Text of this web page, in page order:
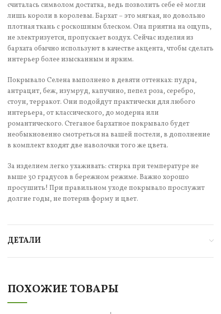
считалась символом достатка, ведь позволить себе её могли
лишь короли в королевы. Бархат – это мягкая, но довольно
плотная ткань с роскошным блеском. Она приятна на ощупь,
не электризуется, пропускает воздух. Сейчас изделия из
бархата обычно используют в качестве акцента, чтобы сделать
интерьер более изысканным и ярким.
Покрывало Селена выполнено в девяти оттенках: пудра,
антрацит, беж, изумруд, капучино, пепел роза, серебро,
стоун, терракот. Они подойдут практически для любого
интерьера, от классического, до модерна или
романтического. Стеганое бархатное покрывало будет
необыкновенно смотреться на вашей постели, в дополнение
в комплект входят две наволочки того же цвета.
За изделием легко ухаживать: стирка при температуре не
выше 30 градусов в бережном режиме. Важно хорошо
просушить! При правильном уходе покрывало прослужит
долгие годы, не потеряв форму и цвет.
ДЕТАЛИ
ПОХОЖИЕ ТОВАРЫ